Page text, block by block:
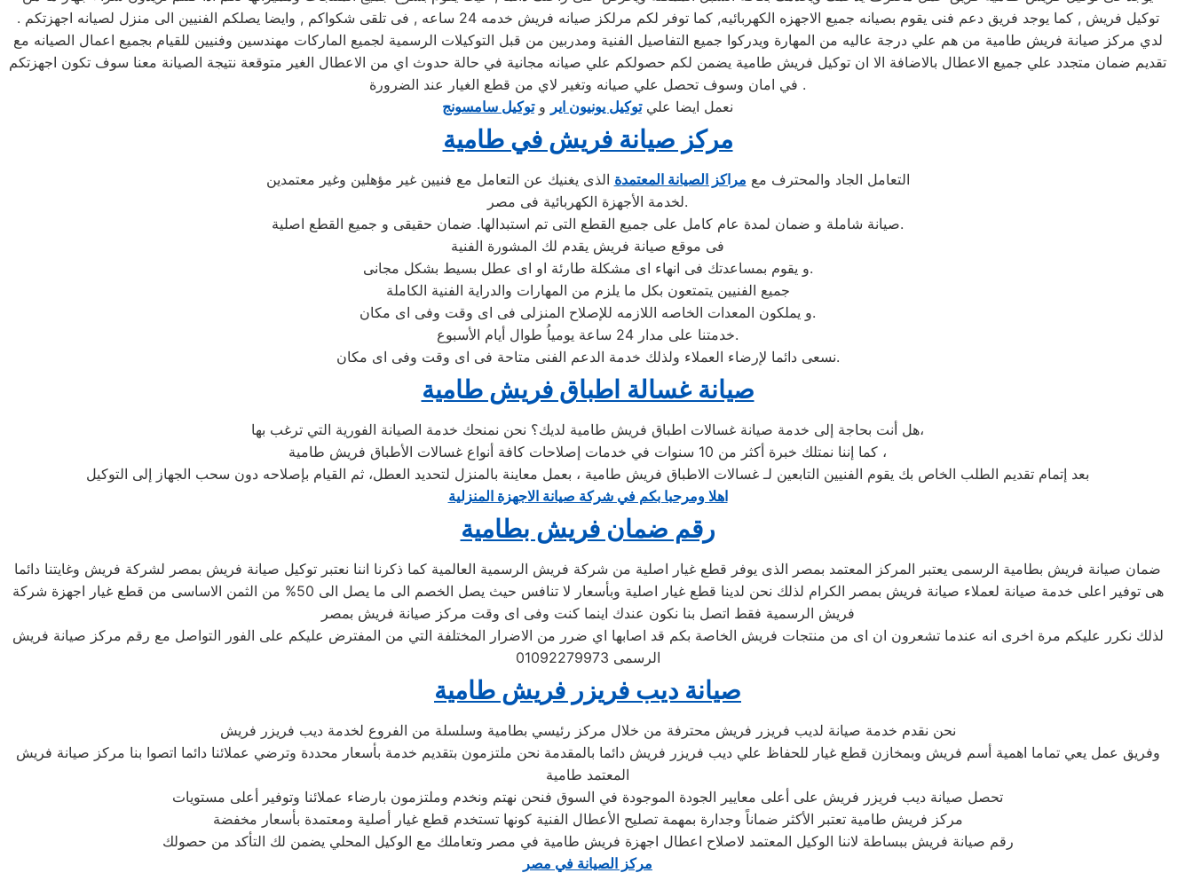
توكيل فريش , كما يوجد فريق دعم فنى يقوم بصيانه جميع الاجهزه الكهربائيه, كما توفر لكم مرلكز صيانه فريش خدمه 24 ساعه , فى تلقى شكواكم , وايضا يصلكم الفنيين الى منزل لصيانه اجهزتكم .
لدي مركز صيانة فريش طامية من هم علي درجة عاليه من المهارة ويدركوا جميع التفاصيل الفنية ومدربين من قبل التوكيلات الرسمية لجميع الماركات مهندسين وفنيين للقيام بجميع اعمال الصيانه مع
تقديم ضمان متجدد علي جميع الاعطال بالاضافة الا ان توكيل فريش طامية يضمن لكم حصولكم علي صيانه مجانية في حالة حدوث اي من الاعطال الغير متوقعة نتيجة الصيانة معنا سوف تكون اجهزتكم
في امان وسوف تحصل علي صيانه وتغير لاي من قطع الغيار عند الضرورة .
نعمل ايضا عليتوكيل يونيون اير وتوكيل سامسونج
مركز صيانة فريش في طامية
التعامل الجاد والمحترف مع مراكز الصيانة المعتمدة الذى يغنيك عن التعامل مع فنيين غير مؤهلين وغير معتمدين
لخدمة الأجهزة الكهربائية فى مصر.
صيانة شاملة و ضمان لمدة عام كامل على جميع القطع التى تم استبدالها. ضمان حقيقى و جميع القطع اصلية.
فى موقع صيانة فريش يقدم لك المشورة الفنية
و يقوم بمساعدتك فى انهاء اى مشكلة طارئة او اى عطل بسيط بشكل مجانى.
جميع الفنيين يتمتعون بكل ما يلزم من المهارات والدراية الفنية الكاملة
و يملكون المعدات الخاصه اللازمه للإصلاح المنزلى فى اى وقت وفى اى مكان.
خدمتنا على مدار 24 ساعة يومياُ طوال أيام الأسبوع.
نسعى دائما لإرضاء العملاء ولذلك خدمة الدعم الفنى متاحة فى اى وقت وفى اى مكان.
صيانة غسالة اطباق فريش طامية
هل أنت بحاجة إلى خدمة صيانة غسالات اطباق فريش طامية لديك؟ نحن نمنحك خدمة الصيانة الفورية التي ترغب بها،
كما إننا نمتلك خبرة أكثر من 10 سنوات في خدمات إصلاحات كافة أنواع غسالات الأطباق فريش طامية ،
بعد إتمام تقديم الطلب الخاص بك يقوم الفنيين التابعين لـ غسالات الاطباق فريش طامية ، بعمل معاينة بالمنزل لتحديد العطل، ثم القيام بإصلاحه دون سحب الجهاز إلى التوكيل
اهلا ومرحبا بكم في شركة صيانة الاجهزة المنزلية
رقم ضمان فريش بطامية
ضمان صيانة فريش بطامية الرسمى يعتبر المركز المعتمد بمصر الذى يوفر قطع غيار اصلية من شركة فريش الرسمية العالمية كما ذكرنا اننا نعتبر توكيل صيانة فريش بمصر لشركة فريش وغايتنا دائما
هى توفير اعلى خدمة صيانة لعملاء صيانة فريش بمصر الكرام لذلك نحن لدينا قطع غيار اصلية وبأسعار لا تنافس حيث يصل الخصم الى ما يصل الى 50% من الثمن الاساسى من قطع غيار اجهزة شركة
فريش الرسمية فقط اتصل بنا نكون عندك اينما كنت وفى اى وقت مركز صيانة فريش بمصر
لذلك نكرر عليكم مرة اخرى انه عندما تشعرون ان اى من منتجات فريش الخاصة بكم قد اصابها اي ضرر من الاضرار المختلفة التي من المفترض عليكم على الفور التواصل مع رقم مركز صيانة فريش
الرسمى 01092279973
صيانة ديب فريزر فريش طامية
نحن نقدم خدمة صيانة لديب فريزر فريش محترفة من خلال مركز رئيسي بطامية وسلسلة من الفروع لخدمة ديب فريزر فريش
وفريق عمل يعي تماما اهمية أسم فريش وبمخازن قطع غيار للحفاظ علي ديب فريزر فريش دائما بالمقدمة نحن ملتزمون بتقديم خدمة بأسعار محددة وترضي عملائنا دائما اتصوا بنا مركز صيانة فريش
المعتمد طامية
تحصل صيانة ديب فريزر فريش على أعلى معايير الجودة الموجودة في السوق فنحن نهتم ونخدم وملتزمون بارضاء عملائنا وتوفير أعلى مستويات
مركز فريش طامية تعتبر الأكثر ضماناً وجدارة بمهمة تصليح الأعطال الفنية كونها تستخدم قطع غيار أصلية ومعتمدة بأسعار مخفضة
رقم صيانة فريش ببساطة لاننا الوكيل المعتمد لاصلاح اعطال اجهزة فريش طامية في مصر وتعاملك مع الوكيل المحلي يضمن لك التأكد من حصولك
مركز الصيانة في مصر